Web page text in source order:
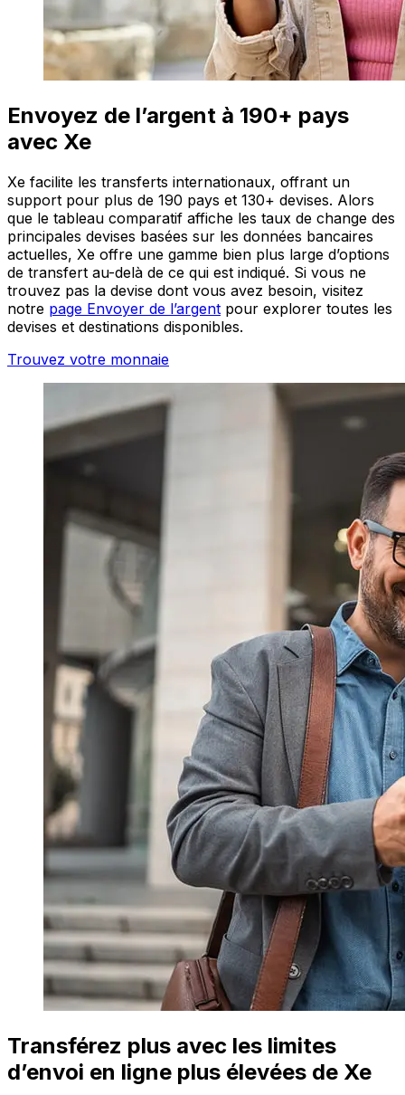
Envoyez de l’argent à 190+ pays
avec Xe
Xe facilite les transferts internationaux, offrant un
support pour plus de 190 pays et 130+ devises. Alors
que le tableau comparatif affiche les taux de change des
principales devises basées sur les données bancaires
actuelles, Xe offre une gamme bien plus large d’options
de transfert au-delà de ce qui est indiqué. Si vous ne
trouvez pas la devise dont vous avez besoin, visitez
notre page Envoyer de l’argent pour explorer toutes les
devises et destinations disponibles.
Trouvez votre monnaie
Transférez plus avec les limites
d’envoi en ligne plus élevées de Xe